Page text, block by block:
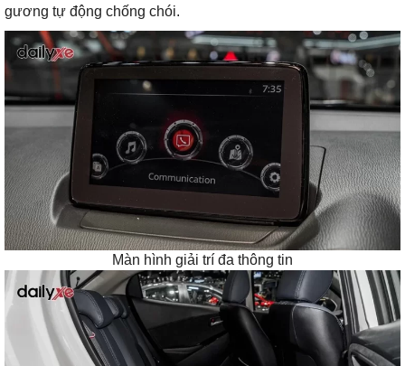
gương tự động chống chói.
Màn hình giải trí đa thông tin